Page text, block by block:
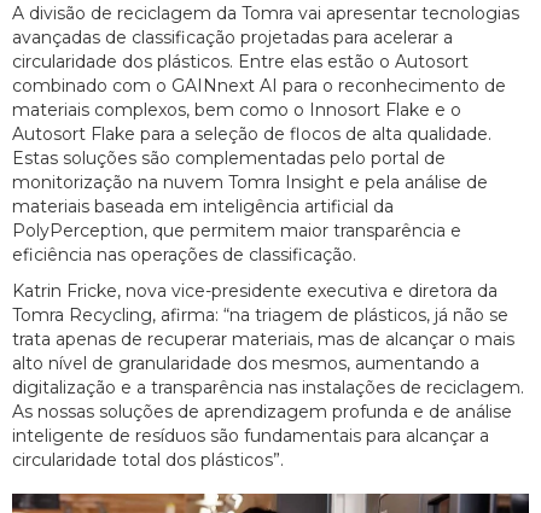
A divisão de reciclagem da Tomra vai apresentar tecnologias
avançadas de classificação projetadas para acelerar a
circularidade dos plásticos. Entre elas estão o Autosort
combinado com o GAINnext AI para o reconhecimento de
materiais complexos, bem como o Innosort Flake e o
Autosort Flake para a seleção de flocos de alta qualidade.
Estas soluções são complementadas pelo portal de
monitorização na nuvem Tomra Insight e pela análise de
materiais baseada em inteligência artificial da
PolyPerception, que permitem maior transparência e
eficiência nas operações de classificação.
Katrin Fricke, nova vice-presidente executiva e diretora da
Tomra Recycling, afirma: “na triagem de plásticos, já não se
trata apenas de recuperar materiais, mas de alcançar o mais
alto nível de granularidade dos mesmos, aumentando a
digitalização e a transparência nas instalações de reciclagem.
As nossas soluções de aprendizagem profunda e de análise
inteligente de resíduos são fundamentais para alcançar a
circularidade total dos plásticos”.